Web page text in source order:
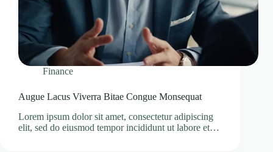
Finance
Augue Lacus Viverra Bitae Congue Monsequat
Lorem ipsum dolor sit amet, consectetur adipiscing
elit, sed do eiusmod tempor incididunt ut labore et…